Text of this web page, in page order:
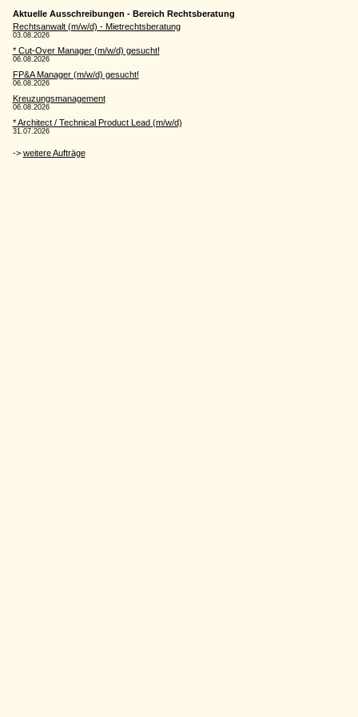
Aktuelle Ausschreibungen - Bereich Rechtsberatung
Rechtsanwalt (m/w/d) - Mietrechtsberatung
03.08.2026
* Cut-Over Manager (m/w/d) gesucht!
06.08.2026
FP&A Manager (m/w/d) gesucht!
06.08.2026
Kreuzungsmanagement
06.08.2026
* Architect / Technical Product Lead (m/w/d)
31.07.2026
-> weitere Aufträge